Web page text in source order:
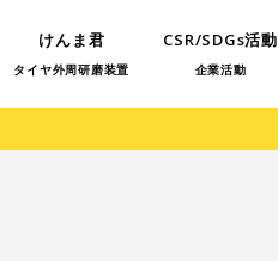
けんま君
タイヤ外周研磨装置
CSR/SDGs活動
企業活動